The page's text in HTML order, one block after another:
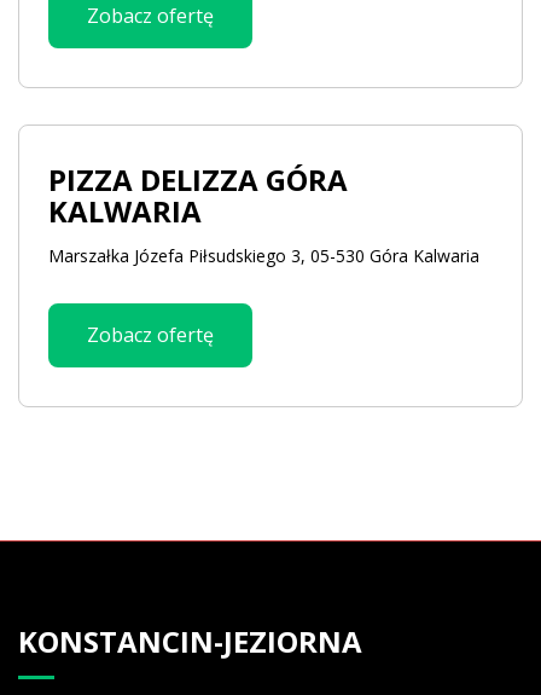
Zobacz ofertę
PIZZA DELIZZA GÓRA
KALWARIA
Marszałka Józefa Piłsudskiego 3, 05-530 Góra Kalwaria
Zobacz ofertę
KONSTANCIN-JEZIORNA